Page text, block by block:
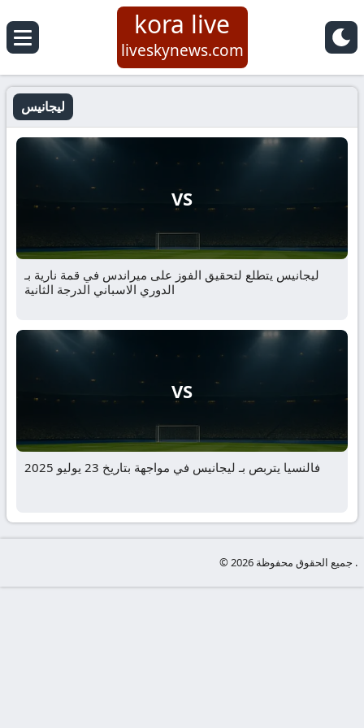
kora live
liveskynews.com
ليجانيس
VS
ليجانيس يتطلع لتحقيق الفوز على ميراندس في قمة نارية بـ
الدوري الاسباني الدرجة الثانية
VS
فالنسيا يتربص بـ ليجانيس في مواجهة بتاريخ 23 يوليو 2025
© جميع الحقوق محفوظة 2026 .